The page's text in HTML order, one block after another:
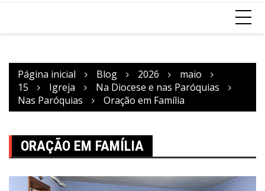
Página inicial Blog 2026
maio
15
Igreja
Na Diocese e nas Paróquias
Nas Paróquias
Oração em Família
ORAÇÃO EM FAMÍLIA